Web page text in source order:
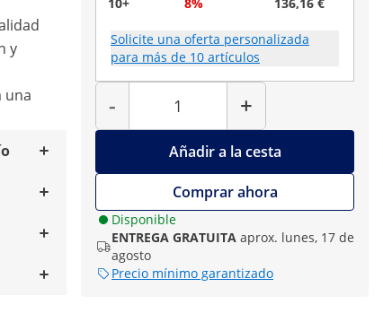
Solicite una oferta personalizada
para más de 10 artículos
-
Cantidad
+
Añadir a la cesta
Comprar ahora
Disponible
ENTREGA GRATUITA aprox. lunes, 17 de
agosto
Precio mínimo garantizado
y
una